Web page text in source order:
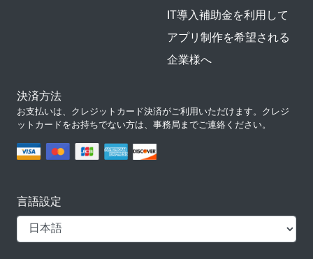
IT導入補助金を利用して
アプリ制作を希望される
企業様へ
決済方法
お支払いは、クレジットカード決済がご利用いただけます。クレジ
ットカードをお持ちでない方は、事務局までご連絡ください。
言語設定